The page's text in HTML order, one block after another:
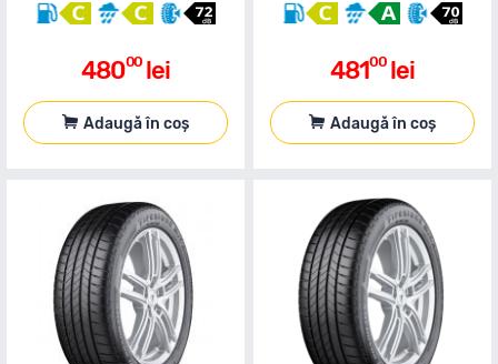
48000 lei
Adaugă în coș
48100 lei
Adaugă în coș